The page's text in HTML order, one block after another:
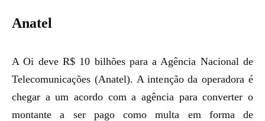
Anatel
A Oi deve R$ 10 bilhões para a Agência Nacional de
Telecomunicações (Anatel). A intenção da operadora é
chegar a um acordo com a agência para converter o
montante a ser pago como multa em forma de